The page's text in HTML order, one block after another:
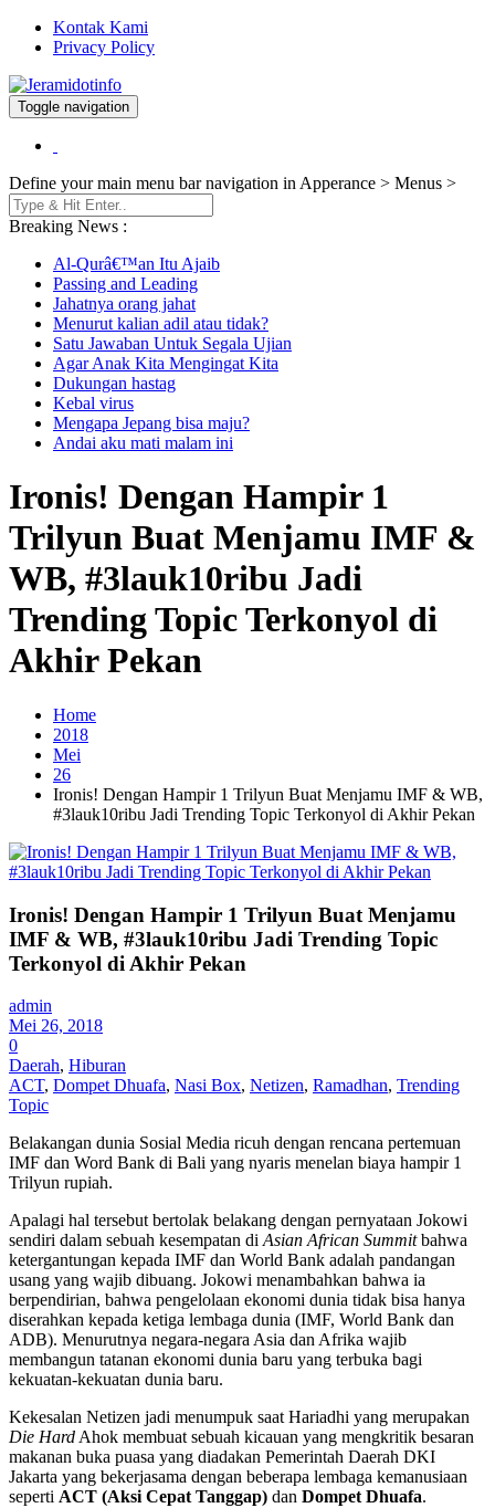
Kontak Kami
Privacy Policy
Jeramidotinfo
Berita dan Informasi Terkini
Toggle navigation
Define your main menu bar navigation in Apperance > Menus >
Breaking News :
Al-Qurâ€™an Itu Ajaib
Passing and Leading
Jahatnya orang jahat
Menurut kalian adil atau tidak?
Satu Jawaban Untuk Segala Ujian
Agar Anak Kita Mengingat Kita
Dukungan hastag
Kebal virus
Mengapa Jepang bisa maju?
Andai aku mati malam ini
Ironis! Dengan Hampir 1
Trilyun Buat Menjamu IMF &
WB, #3lauk10ribu Jadi
Trending Topic Terkonyol di
Akhir Pekan
Home
2018
Mei
26
Ironis! Dengan Hampir 1 Trilyun Buat Menjamu IMF & WB,
#3lauk10ribu Jadi Trending Topic Terkonyol di Akhir Pekan
Ironis! Dengan Hampir 1 Trilyun Buat Menjamu
IMF & WB, #3lauk10ribu Jadi Trending Topic
Terkonyol di Akhir Pekan
admin
Mei 26, 2018
0
Daerah, Hiburan
ACT, Dompet Dhuafa, Nasi Box, Netizen, Ramadhan, Trending
Topic
Belakangan dunia Sosial Media ricuh dengan rencana pertemuan
IMF dan Word Bank di Bali yang nyaris menelan biaya hampir 1
Trilyun rupiah.
Apalagi hal tersebut bertolak belakang dengan pernyataan Jokowi
sendiri dalam sebuah kesempatan di Asian African Summitbahwa
ketergantungan kepada IMF dan World Bank adalah pandangan
usang yang wajib dibuang. Jokowi menambahkan bahwa ia
berpendirian, bahwa pengelolaan ekonomi dunia tidak bisa hanya
diserahkan kepada ketiga lembaga dunia (IMF, World Bank dan
ADB). Menurutnya negara-negara Asia dan Afrika wajib
membangun tatanan ekonomi dunia baru yang terbuka bagi
kekuatan-kekuatan dunia baru.
Kekesalan Netizen jadi menumpuk saat Hariadhi yang merupakan
Die Hard Ahok membuat sebuah kicauan yang mengkritik besaran
makanan buka puasa yang diadakan Pemerintah Daerah DKI
Jakarta yang bekerjasama dengan beberapa lembaga kemanusiaan
seperti ACT (Aksi Cepat Tanggap) dan Dompet Dhuafa.